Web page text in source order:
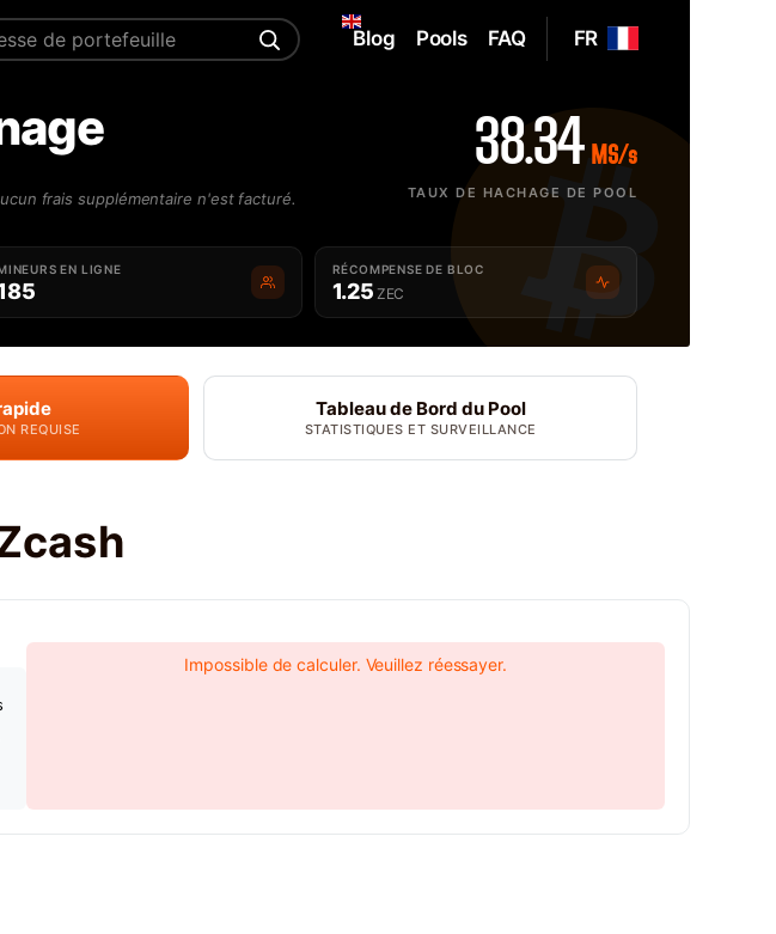
FR
Blog Pools FAQ
frais supplémentaire n'est facturé.
38.34 MS/s
TAUX DE HACHAGE DE POOL
EN LIGNE RÉCOMPENSE DE BLOC
1.25 ZEC
REQUISE
Tableau de Bord du Pool
STATISTIQUES ET SURVEILLANCE
Impossible de calculer. Veuillez réessayer.